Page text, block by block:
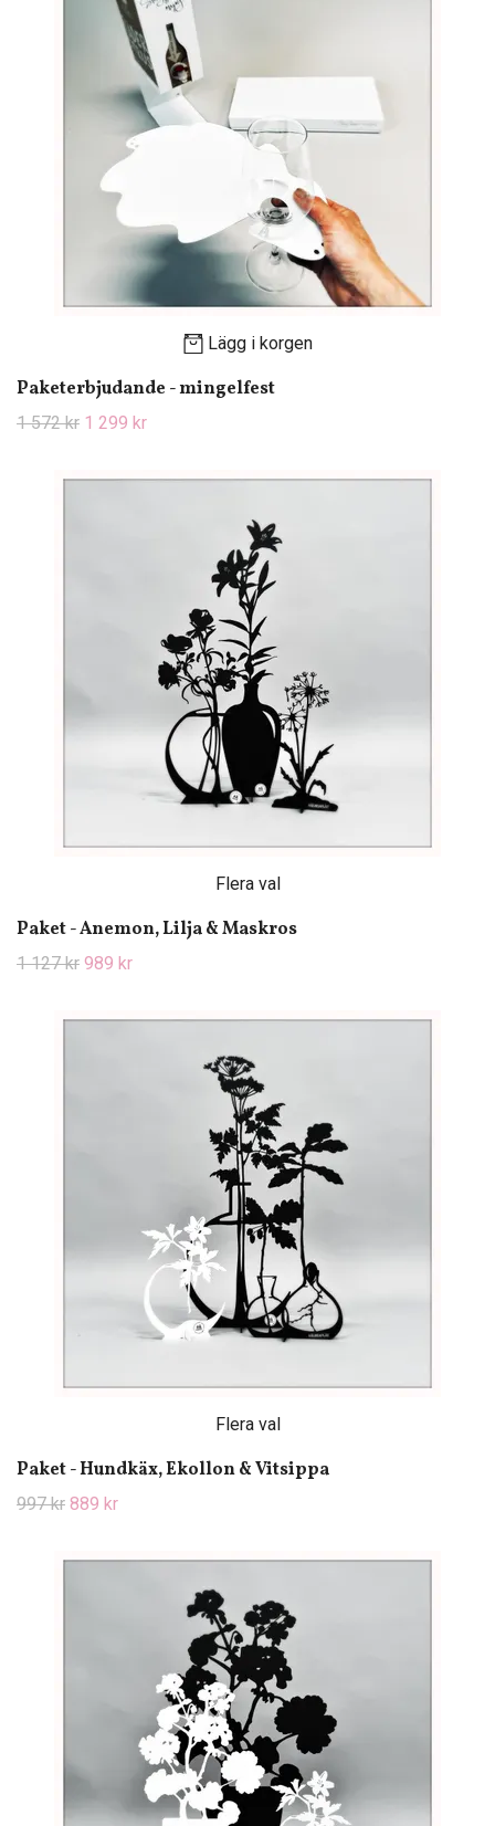
Lägg i korgen
Paketerbjudande - mingelfest
1 572 kr 1 299 kr
Flera val
Paket - Anemon, Lilja & Maskros
1 127 kr 989 kr
Flera val
Paket - Hundkäx, Ekollon & Vitsippa
997 kr 889 kr